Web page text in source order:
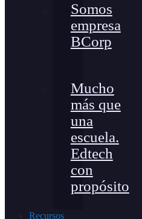
Somos
empresa
BCorp
Mucho
más que
una
escuela.
Edtech
con
propósito
Recursos